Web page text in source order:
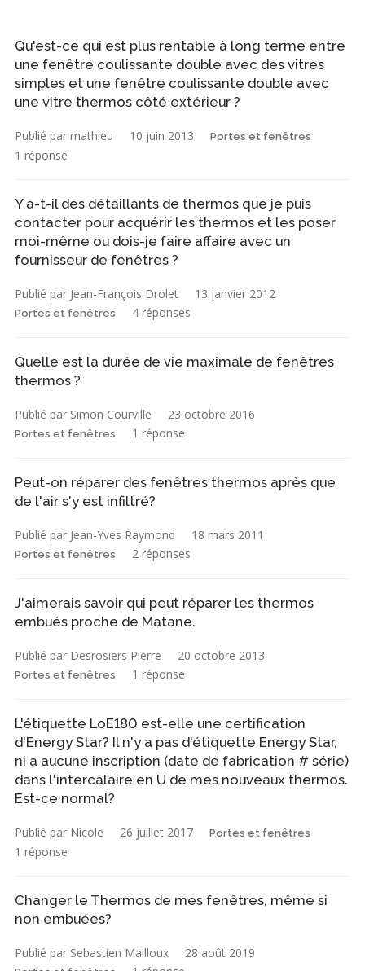
Qu'est-ce qui est plus rentable à long terme entre
une fenêtre coulissante double avec des vitres
simples et une fenêtre coulissante double avec
une vitre thermos côté extérieur ?
Publié par mathieu 10 juin 2013 Portes et fenêtres
1 réponse
Y a-t-il des détaillants de thermos que je puis
contacter pour acquérir les thermos et les poser
moi-même ou dois-je faire affaire avec un
fournisseur de fenêtres ?
Publié par Jean-François Drolet 13 janvier 2012
Portes et fenêtres 4 réponses
Quelle est la durée de vie maximale de fenêtres
thermos ?
Publié par Simon Courville 23 octobre 2016
Portes et fenêtres 1 réponse
Peut-on réparer des fenêtres thermos après que
de l'air s'y est infiltré?
Publié par Jean-Yves Raymond 18 mars 2011
Portes et fenêtres 2 réponses
J'aimerais savoir qui peut réparer les thermos
embués proche de Matane.
Publié par Desrosiers Pierre 20 octobre 2013
Portes et fenêtres 1 réponse
L'étiquette LoE180 est-elle une certification
d'Energy Star? Il n'y a pas d'étiquette Energy Star,
ni a aucune inscription (date de fabrication # série)
dans l'intercalaire en U de mes nouveaux thermos.
Est-ce normal?
Publié par Nicole 26 juillet 2017 Portes et fenêtres
1 réponse
Changer le Thermos de mes fenêtres, même si
non embuées?
Publié par Sebastien Mailloux 28 août 2019